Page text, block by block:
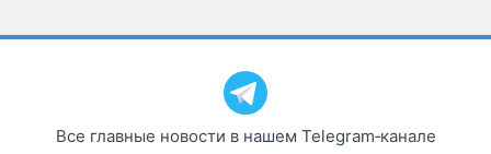
Все главные новости в нашем Telegram‑канале